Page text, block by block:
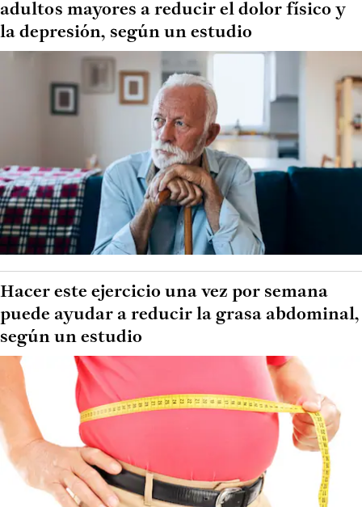
adultos mayores a reducir el dolor físico y
la depresión, según un estudio
Hacer este ejercicio una vez por semana
puede ayudar a reducir la grasa abdominal,
según un estudio